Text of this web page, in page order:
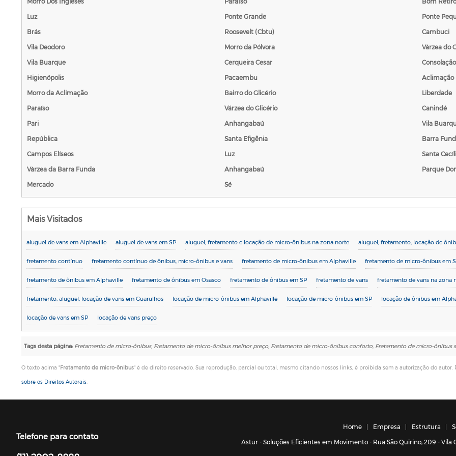
Luz
Ponte Grande
Ponte
Brás
Roosevelt (Cbtu)
Cambuci
Vila Deodoro
Morro da Pólvora
Várzea do
Vila Buarque
Cerqueira Cesar
Consolação
Higienópolis
Pacaembu
Aclimação
Morro da Aclimação
Bairro do Glicério
Liberdade
Paraíso
Várzea do Glicério
Canindé
Pari
Anhangabaú
Vila
República
Santa Efigênia
Barra
Campos Elíseos
Luz
Santa
Várzea da Barra Funda
Anhangabaú
Parque
Mercado
Sé
Mais Visitados
aluguel de vans em Alphaville aluguel de vans em SP aluguel, fretamento e locação de micro-ônibus na zona norte aluguel, fretamento, locação de
fretamento contínuo fretamento contínuo de ônibus, micro-ônibus e vans fretamento de micro-ônibus em Alphaville fretamento de micro-ônibus em
fretamento de ônibus em Alphaville fretamento de ônibus em Osasco fretamento de ônibus em SP fretamento de vans fretamento de vans na zona
fretamento, aluguel, locação de vans em Guarulhos locação de micro-ônibus em Alphaville locação de micro-ônibus em SP locação de ônibus em
locação de vans em SP locação de vans preço
Tags desta página: Fretamento de micro-ônibus, Fretamento de micro-ônibus melhor preço, Fretamento de micro-ônibus conforto, Fretamento de micro-ônibus
O texto acima "Fretamento de micro-ônibus" é de direito reservado. Sua reprodução, parcial ou total, mesmo citando nossos links, é proibida sem a autorização do autor.
sobre os Direitos Autorais
Home Empresa Estrutura
Telefone para contato
Astur - Soluções Eficientes em Movimento - Rua São Quirino, 209 - Vila